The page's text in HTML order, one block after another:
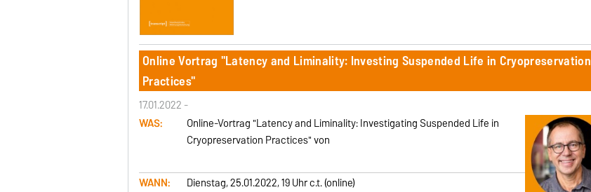
Online Vortrag "Latency and Liminality: Investing Suspended Life in Cryopreservation
Practices"
17.01.2022 -
WAS:
Online-Vortrag "Latency and Liminality: Investigating Suspended Life in
Cryopreservation Practices" von
WANN:
Dienstag, 25.01.2022, 19 Uhr c.t. (online)